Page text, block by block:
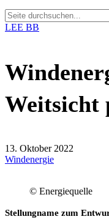
LEE BB
Weitsicht
13. Oktober 2022
Windenergie
© Energiequelle
Stellungname zum